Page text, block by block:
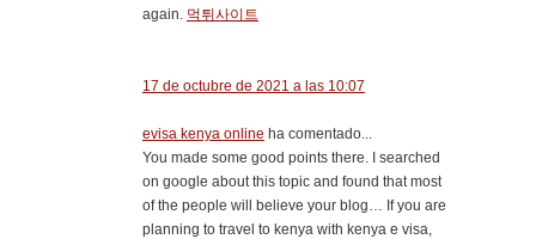
again. 먹튀사이트
17 de octubre de 2021 a las 10:07
evisa kenya online ha comentado...
You made some good points there. I searched
on google about this topic and found that most
of the people will believe your blog… If you are
planning to travel to kenya with kenya e visa,